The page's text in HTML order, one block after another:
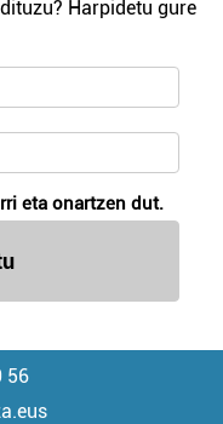
Harpidetu gure
eta onartzen dut.
56